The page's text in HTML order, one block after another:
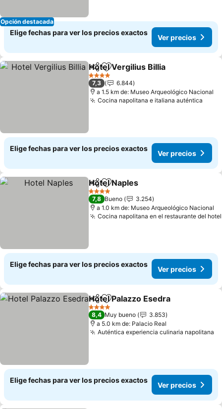
Opción destacada
Elige fechas para ver los precios exactos
Ver precios
CompartirAgregar a favoritos
Hotel Vergilius Billia
4 Estrellas
7,3
6.844
a 1.5 km de: Museo Arqueológico Nacional
Cocina napolitana e italiana auténtica
Elige fechas para ver los precios exactos
Ver precios
CompartirAgregar a favoritos
Hotel Naples
4 Estrellas
7,8 Bueno
3.254
a 1.0 km de: Museo Arqueológico Nacional
Cocina napolitana en el restaurante del hotel
Elige fechas para ver los precios exactos
Ver precios
CompartirAgregar a favoritos
Hotel Palazzo Esedra
4 Estrellas
8,4 Muy bueno
3.853
a 5.0 km de: Palacio Real
Auténtica experiencia culinaria napolitana
Elige fechas para ver los precios exactos
Ver precios